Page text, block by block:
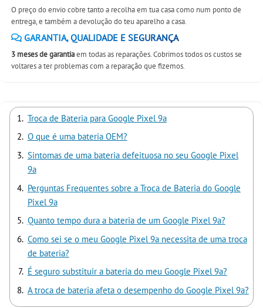
O preço do envio cobre tanto a recolha em tua casa como num ponto de
entrega, e também a devolução do teu aparelho a casa.
GARANTIA, QUALIDADE E SEGURANÇA
3 meses de garantiaem todas as reparações. Cobrimos todos os custos se
voltares a ter problemas com a reparação que fizemos.
Troca de Bateria para Google Pixel 9a
O que é uma bateria OEM?
Sintomas de uma bateria defeituosa no seu Google Pixel
9a
Perguntas Frequentes sobre a Troca de Bateria do Google
Pixel 9a
Quanto tempo dura a bateria de um Google Pixel 9a?
Como sei se o meu Google Pixel 9a necessita de uma troca
de bateria?
É seguro substituir a bateria do meu Google Pixel 9a?
A troca de bateria afeta o desempenho do Google Pixel 9a?